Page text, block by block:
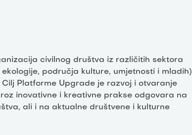
civilnog društva iz različitih sektora
područja kulture, umjetnosti i mladih)
Platforme Upgrade je razvoj i otvaranje
inovativne i kreativne prakse odgovara na
ali i na aktualne društvene i kulturne